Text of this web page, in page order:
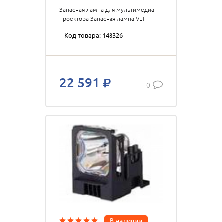
Запасная лампа для мультимедиа
проектора Запасная лампа VLT-
Mitsubishi XD206U/SD206U, 205 Вт
Код товара: 148326
22 591 0